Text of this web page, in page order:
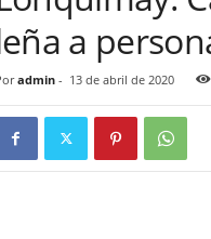
a
admin- 13 de abril de 2020